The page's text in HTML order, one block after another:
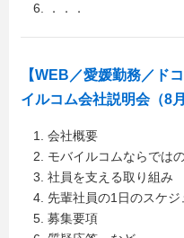
6. ．．．
【WEB／愛媛勤務／ド
イルコム会社説明会（8月
1. 会社概要
2. モバイルコムならでは
3. 社員を支える取り組み
4. 先輩社員の1日のスケジ
5. 募集要項